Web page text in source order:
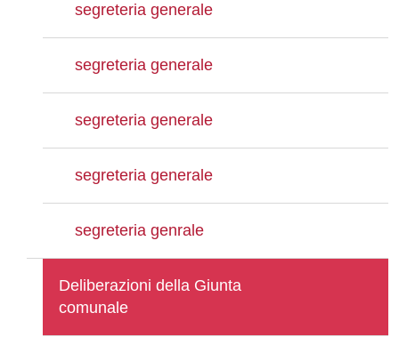
segreteria generale
segreteria generale
segreteria generale
segreteria generale
segreteria genrale
Deliberazioni della Giunta
comunale